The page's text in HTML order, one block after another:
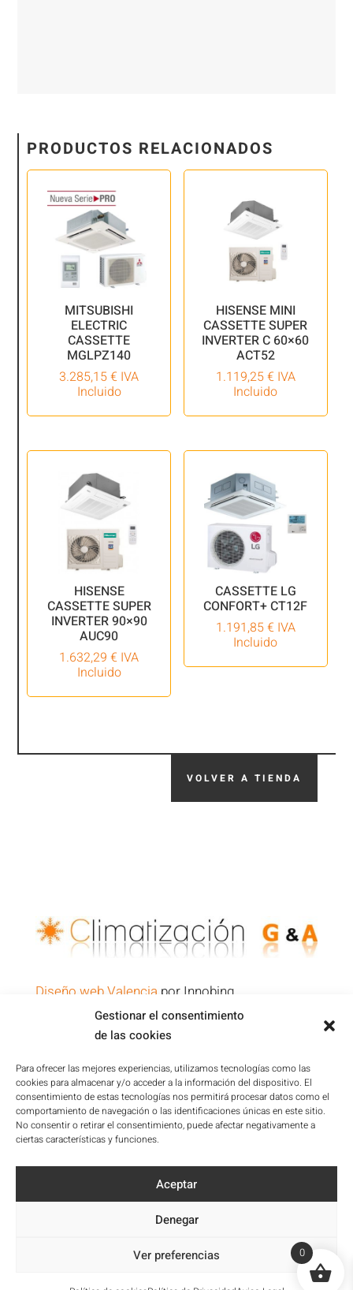
Gestionar el consentimiento
de las cookies
Para ofrecer las mejores experiencias, utilizamos tecnologías como las
cookies para almacenar y/o acceder a la información del dispositivo. El
consentimiento de estas tecnologías nos permitirá procesar datos como el
comportamiento de navegación o las identificaciones únicas en este sitio.
No consentir o retirar el consentimiento, puede afectar negativamente a
ciertas características y funciones.
Aceptar
Denegar
Ver preferencias
PRODUCTOS RELACIONADOS
MITSUBISHI
ELECTRIC
CASSETTE
MGLPZ140
3.285,15€ IVA
Incluido
HISENSE MINI
CASSETTE SUPER
INVERTER C 60×60
ACT52
1.119,25€ IVA
Incluido
HISENSE
CASSETTE SUPER
INVERTER 90×90
AUC90
1.632,29€ IVA
Incluido
CASSETTE LG
CONFORT+ CT12F
1.191,85€ IVA
Incluido
VOLVER A TIENDA
Diseño web Valencia por Innobing
Aviso Legal
Condiciones de la Plataforma
Política de cookies
Accesibilidad
0